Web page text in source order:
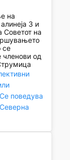
на
3 и
Советот на
се
членови од
Се поведува